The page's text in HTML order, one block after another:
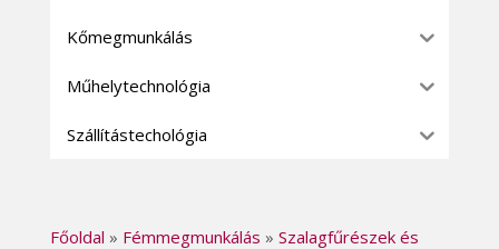
Főoldal » Fémmegmunkálás » Szalagfűrészek és
Kőmegmunkálás
Műhelytechnológia
Szállítástechológia